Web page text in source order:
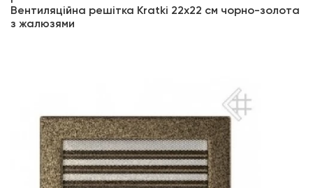
Вентиляційна решітка Kratki 22х22 см чорно-золота
з жалюзями